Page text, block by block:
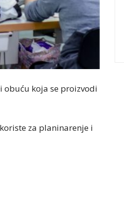
obuću koja se proizvodi
za planinarenje i